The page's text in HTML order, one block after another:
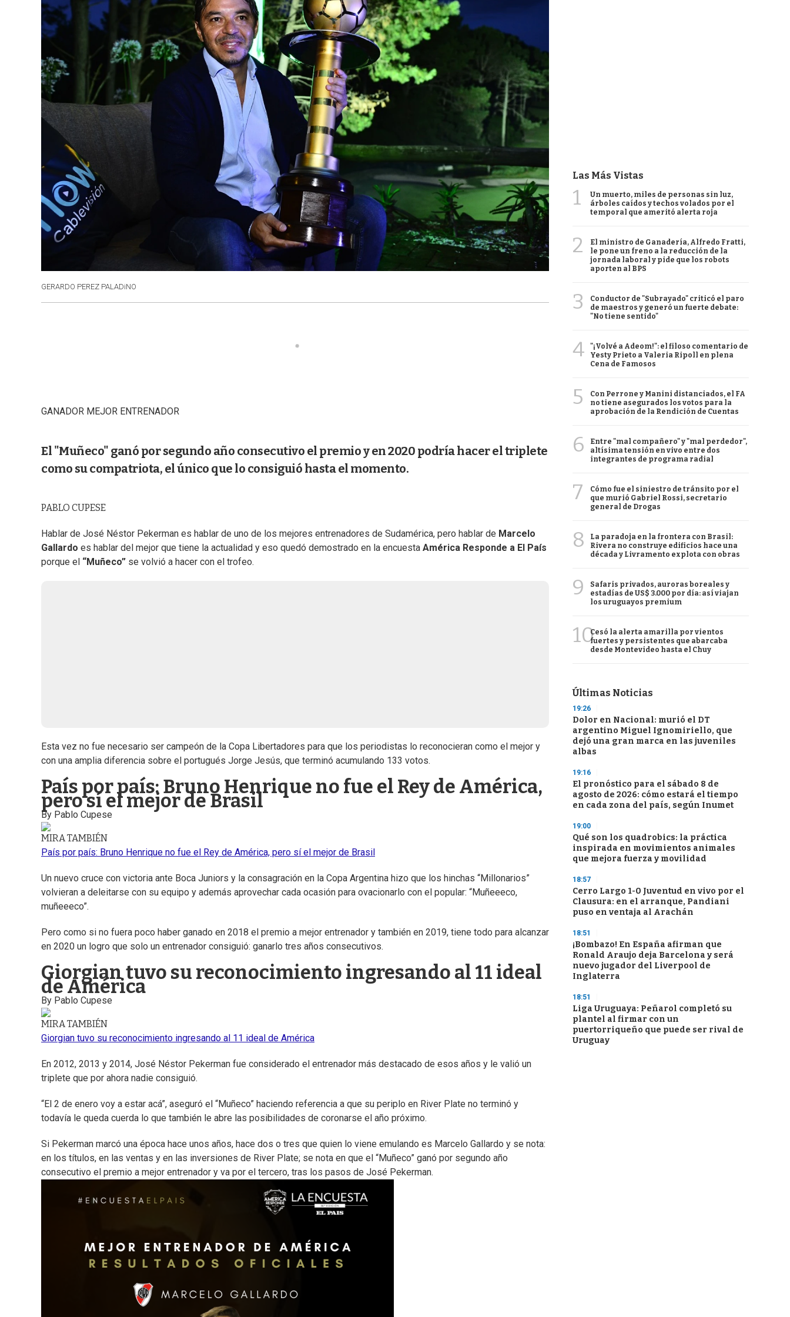
GERARDO PEREZ PALADiNO
GANADOR MEJOR ENTRENADOR
El "Muñeco" ganó por segundo año consecutivo el premio y en 2020 podría hacer el triplete
como su compatriota, el único que lo consiguió hasta el momento.
PABLO CUPESE
Hablar de José Néstor Pekerman es hablar de uno de los mejores entrenadores de Sudamérica, pero hablar de Marcelo
Gallardo es hablar del mejor que tiene la actualidad y eso quedó demostrado en la encuesta América Responde a El País
porque el “Muñeco” se volvió a hacer con el trofeo.
Esta vez no fue necesario ser campeón de la Copa Libertadores para que los periodistas lo reconocieran como el mejor y
con una amplia diferencia sobre el portugués Jorge Jesús, que terminó acumulando 133 votos.
País por país: Bruno Henrique no fue el Rey de América,
pero sí el mejor de Brasil
By Pablo Cupese
MIRA TAMBIÉN
País por país: Bruno Henrique no fue el Rey de América, pero sí el mejor de Brasil
Un nuevo cruce con victoria ante Boca Juniors y la consagración en la Copa Argentina hizo que los hinchas “Millonarios”
volvieran a deleitarse con su equipo y además aprovechar cada ocasión para ovacionarlo con el popular: “Muñeeeco,
muñeeeco”.
Pero como si no fuera poco haber ganado en 2018 el premio a mejor entrenador y también en 2019, tiene todo para alcanzar
en 2020 un logro que solo un entrenador consiguió: ganarlo tres años consecutivos.
Giorgian tuvo su reconocimiento ingresando al 11 ideal
de América
By Pablo Cupese
MIRA TAMBIÉN
Giorgian tuvo su reconocimiento ingresando al 11 ideal de América
En 2012, 2013 y 2014, José Néstor Pekerman fue considerado el entrenador más destacado de esos años y le valió un
triplete que por ahora nadie consiguió.
“El 2 de enero voy a estar acá”, aseguró el “Muñeco” haciendo referencia a que su periplo en River Plate no terminó y
todavía le queda cuerda lo que también le abre las posibilidades de coronarse el año próximo.
Si Pekerman marcó una época hace unos años, hace dos o tres que quien lo viene emulando es Marcelo Gallardo y se nota:
en los títulos, en las ventas y en las inversiones de River Plate; se nota en que el “Muñeco” ganó por segundo año
consecutivo el premio a mejor entrenador y va por el tercero, tras los pasos de José Pekerman.
Las Más Vistas
1
Un muerto, miles de personas sin luz,
árboles caídos y techos volados por el
temporal que ameritó alerta roja
2
El ministro de Ganadería, Alfredo Fratti,
le pone un freno a la reducción de la
jornada laboral y pide que los robots
aporten al BPS
3
Conductor de "Subrayado" criticó el paro
de maestros y generó un fuerte debate:
"No tiene sentido"
4
"¡Volvé a Adeom!": el filoso comentario de
Yesty Prieto a Valeria Ripoll en plena
Cena de Famosos
5
Con Perrone y Manini distanciados, el FA
no tiene asegurados los votos para la
aprobación de la Rendición de Cuentas
6
Entre "mal compañero" y "mal perdedor",
altísima tensión en vivo entre dos
integrantes de programa radial
7
Cómo fue el siniestro de tránsito por el
que murió Gabriel Rossi, secretario
general de Drogas
8
La paradoja en la frontera con Brasil:
Rivera no construye edificios hace una
década y Livramento explota con obras
9
Safaris privados, auroras boreales y
estadías de US$ 3.000 por día: así viajan
los uruguayos premium
10Cesó la alerta amarilla por vientos
fuertes y persistentes que abarcaba
desde Montevideo hasta el Chuy
Últimas Noticias
19:26
Dolor en Nacional: murió el DT
argentino Miguel Ignomiriello, que
dejó una gran marca en las juveniles
albas
19:16
El pronóstico para el sábado 8 de
agosto de 2026: cómo estará el tiempo
en cada zona del país, según Inumet
19:00
Qué son los quadrobics: la práctica
inspirada en movimientos animales
que mejora fuerza y movilidad
18:57
Cerro Largo 1-0 Juventud en vivo por el
Clausura: en el arranque, Pandiani
puso en ventaja al Arachán
18:51
¡Bombazo! En España afirman que
Ronald Araujo deja Barcelona y será
nuevo jugador del Liverpool de
Inglaterra
18:51
Liga Uruguaya: Peñarol completó su
plantel al firmar con un
puertorriqueño que puede ser rival de
Uruguay